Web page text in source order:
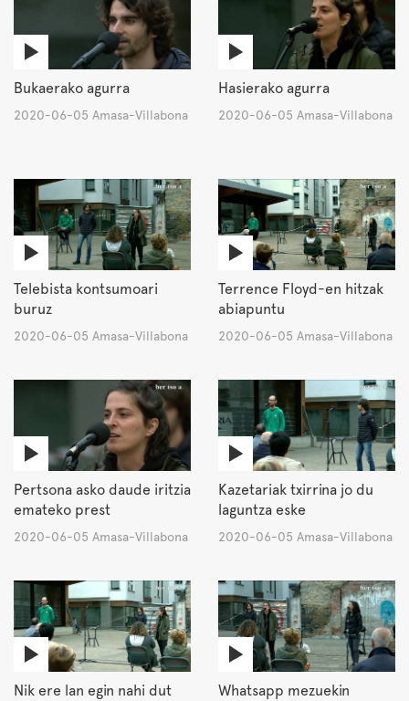
Bukaerako agurra
2020-06-05 Amasa-Villabona
Hasierako agurra
2020-06-05 Amasa-Villabona
Telebista kontsumoari
buruz
2020-06-05 Amasa-Villabona
Terrence Floyd-en hitzak
abiapuntu
2020-06-05 Amasa-Villabona
Pertsona asko daude iritzia
emateko prest
2020-06-05 Amasa-Villabona
Kazetariak txirrina jo du
laguntza eske
2020-06-05 Amasa-Villabona
Nik ere lan egin nahi dut
Whatsapp mezuekin